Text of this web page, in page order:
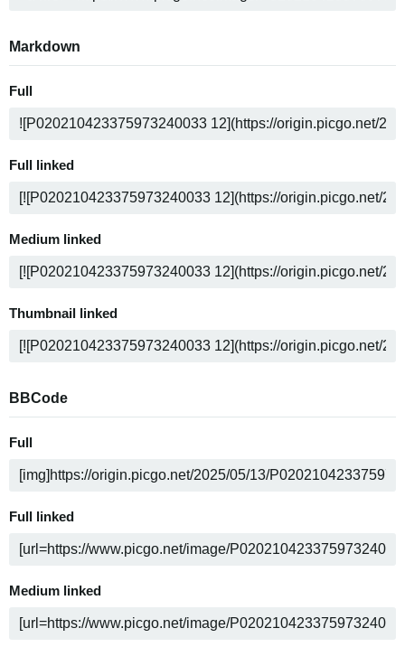
Markdown
Full
Full linked
Medium linked
Thumbnail linked
BBCode
Full
Full linked
Medium linked